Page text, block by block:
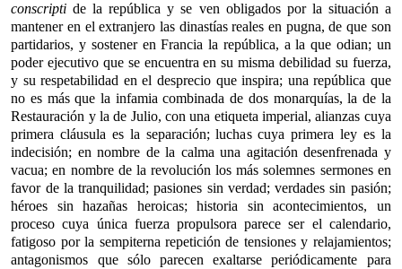
conscriptide la república y se ven obligados por la situación a
mantener en el extranjero las dinastías reales en pugna, de que son
partidarios, y sostener en Francia la república, a la que odian; un
poder ejecutivo que se encuentra en su misma debilidad su fuerza,
y su respetabilidad en el desprecio que inspira; una república que
no es más que la infamia combinada de dos monarquías, la de la
Restauración y la de Julio, con una etiqueta imperial, alianzas cuya
primera cláusula es la separación; luchas cuya primera ley es la
indecisión; en nombre de la calma una agitación desenfrenada y
vacua; en nombre de la revolución los más solemnes sermones en
favor de la tranquilidad; pasiones sin verdad; verdades sin pasión;
héroes sin hazañas heroicas; historia sin acontecimientos, un
proceso cuya única fuerza propulsora parece ser el calendario,
fatigoso por la sempiterna repetición de tensiones y relajamientos;
antagonismos que sólo parecen exaltarse periódicamente para